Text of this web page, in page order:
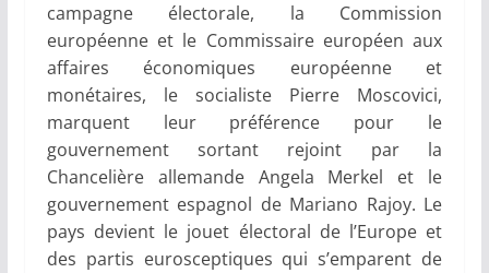
campagne électorale, la Commission
européenne et le Commissaire européen aux
affaires économiques européenne et
monétaires, le socialiste Pierre Moscovici,
marquent leur préférence pour le
gouvernement sortant rejoint par la
Chancelière allemande Angela Merkel et le
gouvernement espagnol de Mariano Rajoy. Le
pays devient le jouet électoral de l’Europe et
des partis eurosceptiques qui s’emparent de